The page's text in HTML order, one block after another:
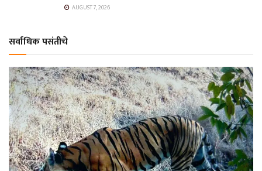
AUGUST 7, 2026
सर्वाधिक पसंतीचे